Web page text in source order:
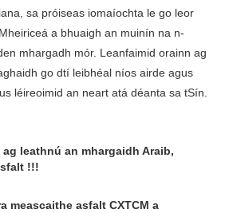
sa próiseas iomaíochta le go leor
a bhuaigh an muinín na n-
mhargadh mór. Leanfaimid orainn ag
go dtí leibhéal níos airde agus
léireoimid an neart atá déanta sa tSín.
leathnú an mhargaidh Araib,
!!!
meascaithe asfalt CXTCM a